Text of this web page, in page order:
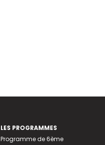
LES PROGRAMMES
Programme de 6ème